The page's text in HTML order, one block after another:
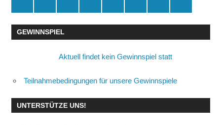
GEWINNSPIEL
Aktuell findet kein Gewinnspiel statt
Teilnahmebedingungen für unsere Gewinnspiele
UNTERSTÜTZE UNS!